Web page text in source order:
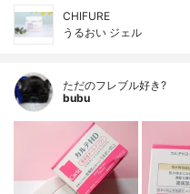
CHIFURE
うるおい ジェル
ただのフレブル好き?
bubu